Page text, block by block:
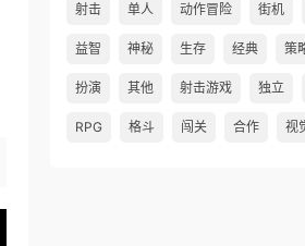
射击 单人 动作冒险 街机
益智 神秘 生存 经典 策
扮演 其他 射击游戏 独立
RPG 格斗 闯关 合作 视